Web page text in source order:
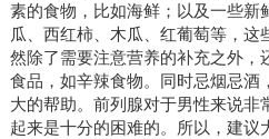
素的食物，比如海鲜；以及一些新
瓜、西红柿、木瓜、红葡萄等，这
然除了需要注意营养的补充之外，
食品，如辛辣食物。同时忌烟忌酒
大的帮助。前列腺对于男性来说非
起来是十分的困难的。所以，建议